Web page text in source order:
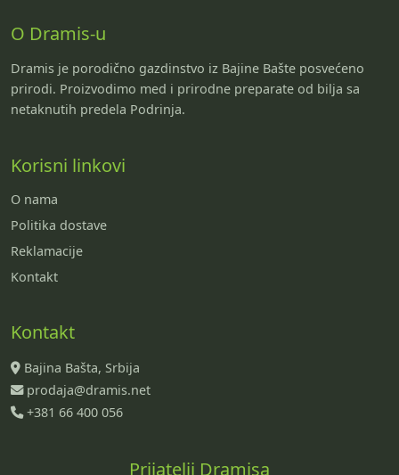
O Dramis-u
Dramis je porodično gazdinstvo iz Bajine Bašte posvećeno
prirodi. Proizvodimo med i prirodne preparate od bilja sa
netaknutih predela Podrinja.
Korisni linkovi
O nama
Politika dostave
Reklamacije
Kontakt
Kontakt
Bajina Bašta, Srbija
prodaja@dramis.net
+381 66 400 056
Prijatelji Dramisa